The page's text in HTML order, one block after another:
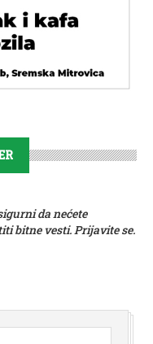
da nećete
bitne vesti. Prijavite se.